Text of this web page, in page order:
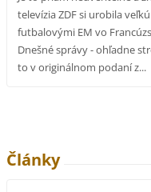
televízia ZDF si urobila
futbalovými EM vo
Dnešné správy - ohľadne
to v originálnom podaní z...
Články